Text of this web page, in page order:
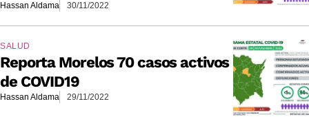
Hassan Aldama 30/11/2022
SALUD
Reporta Morelos 70 casos activos
de COVID19
Hassan Aldama 29/11/2022